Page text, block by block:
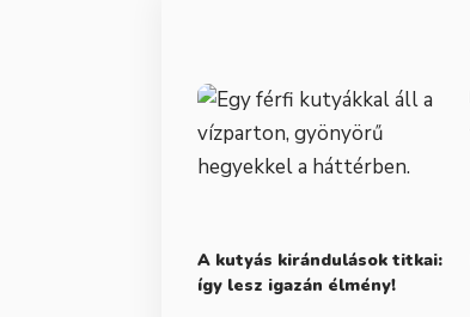
A kutyás kirándulások titkai:
így lesz igazán élmény!